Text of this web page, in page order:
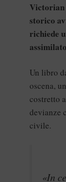
Victorian
storico
richiede
Un libro
oscena,
costretto
devianze
civile.
«In